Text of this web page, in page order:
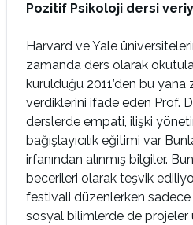
Pozitif Psikoloji dersi
Harvard ve Yale
zamanda ders olarak
kurulduğu 2011’den bu
verdiklerini ifade eden Prof.
derslerde empati, ilişki
bağışlayıcılık eğitimi var
irfanından alınmış bilgiler.
becerileri olarak teşvik
festivali düzenlerken
sosyal bilimlerde de projeler